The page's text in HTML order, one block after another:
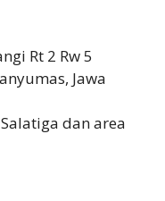
Rt 2 Rw 5
Jawa
dan area